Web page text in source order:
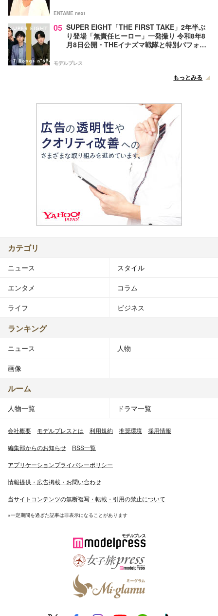
ENTAME next
05 SUPER EIGHT「THE FIRST TAKE」2年半ぶ
り登場「無責任ヒーロー」一発撮り 令和8年8
月8日公開・THEイナズマ戦隊と特別パフォー
モデルプレス
もっとみる
カテゴリ
ニュース スタイル
エンタメ コラム
ライフ ビジネス
ランキング
ニュース 人物
画像
ルーム
人物一覧 ドラマ一覧
会社概要 モデルプレスとは 利用規約 推奨環境 採用情報
編集部からのお知らせ RSS一覧
アプリケーションプライバシーポリシー
情報提供・広告掲載・お問い合わせ
当サイトコンテンツの無断複写・転載・引用の禁止について
※一定期間を過ぎた記事は非表示になることがあります